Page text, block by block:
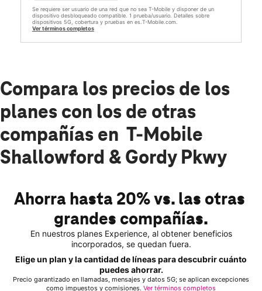
Se requiere ser usuario de una red que no sea T-Mobile y disponer de un
dispositivo desbloqueado compatible. 1 prueba/usuario. Detalles sobre
dispositivos 5G, cobertura y pruebas en es.T-Mobile.com.
Ver términos completos
Compara los precios de los
planes con los de otras
compañías en T-Mobile
Shallowford & Gordy Pkwy